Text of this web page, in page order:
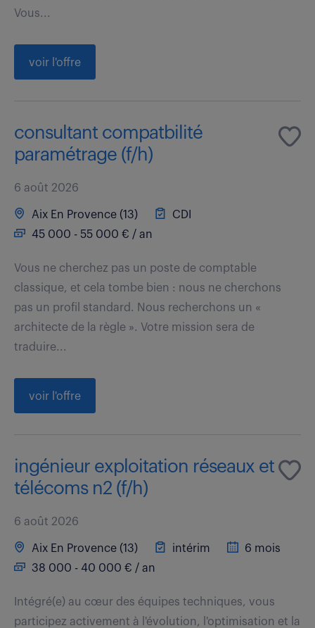
Vous...
voir l'offre
consultant compatbilité
paramétrage (f/h)
6 août 2026
Aix En Provence (13)
CDI
45 000 - 55 000 € / an
Vous ne cherchez pas un poste de comptable
classique, et cela tombe bien : nous ne cherchons
pas un profil standard. Nous recherchons un «
architecte de la règle ». Votre mission sera de
traduire...
voir l'offre
ingénieur exploitation réseaux et
télécoms n2 (f/h)
6 août 2026
Aix En Provence (13) intérim
6 mois
38 000 - 40 000 € / an
Intégré(e) au cœur des équipes techniques, vous
participez activement à l'évolution, l'optimisation et la